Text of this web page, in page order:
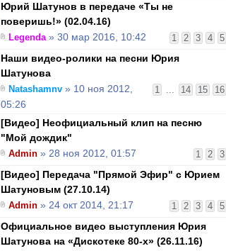
Юрий Шатунов в передаче «Ты не
поверишь!» (02.04.16)
1 2 3 4 5
Legenda» 30 мар 2016, 10:42
Наши видео-ролики на песни Юрия
Шатунова
1 ... 14 15 16
Natashamnv » 10 ноя 2012,
05:26
[Видео] Неофициальный клип на песню
"Мой дождик"
1 2 3
Admin » 28 ноя 2012, 01:57
[Видео] Передача "Прямой Эфир" с Юрием
Шатуновым (27.10.14)
1 2 3 4 5
Admin » 24 окт 2014, 21:17
Официальное видео выступления Юрия
Шатунова на «Дискотеке 80-х» (26.11.16)